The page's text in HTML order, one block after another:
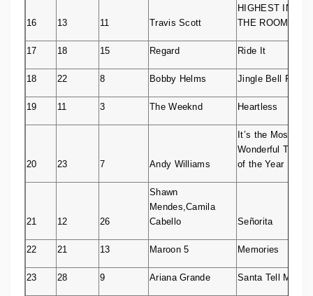
16 13 11 Travis Scott
HIGHEST IN
THE ROOM
17 18 15 Regard Ride It
18 22 8 Bobby Helms Jingle Bell Rock
19 11 3 The Weeknd Heartless
20 23 7 Andy Williams
It’s the Most
Wonderful Time
of the Year
21 12 26
Shawn
Mendes,Camila
Cabello
Señorita
22 21 13 Maroon 5 Memories
23 28 9 Ariana Grande Santa Tell Me